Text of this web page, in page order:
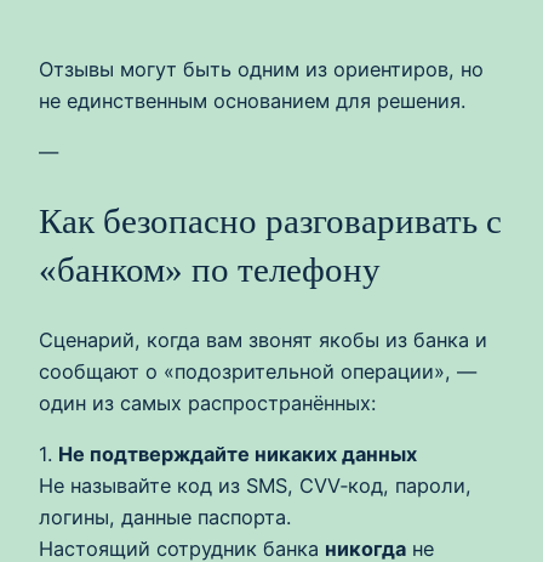
Отзывы могут быть одним из ориентиров, но
не единственным основанием для решения.
—
Как безопасно разговаривать с
«банком» по телефону
Сценарий, когда вам звонят якобы из банка и
сообщают о «подозрительной операции», —
один из самых распространённых:
1. Не подтверждайте никаких данных
Не называйте код из SMS, CVV‑код, пароли,
логины, данные паспорта.
Настоящий сотрудник банка никогда не